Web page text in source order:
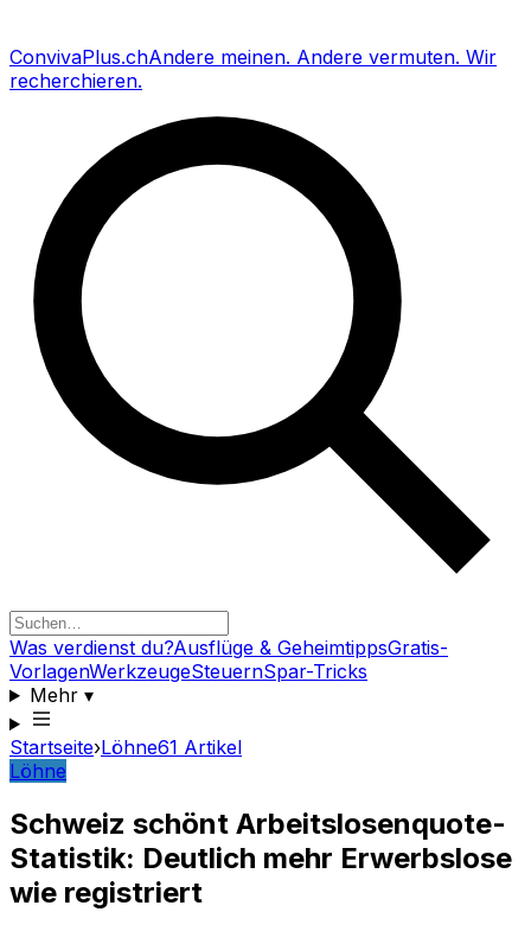
ConvivaPlus.chAndere meinen. Andere vermuten. Wir
recherchieren.
Was verdienst du?Ausflüge & GeheimtippsGratis-
VorlagenWerkzeugeSteuernSpar-Tricks
Mehr▾
Startseite›Löhne61 Artikel
Löhne
Schweiz schönt Arbeitslosenquote-
Statistik: Deutlich mehr Erwerbslose
wie registriert